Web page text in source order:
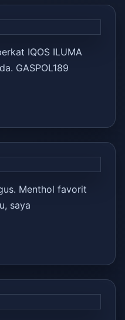
IQOS ILUMA
GASPOL189
Menthol favorit
saya